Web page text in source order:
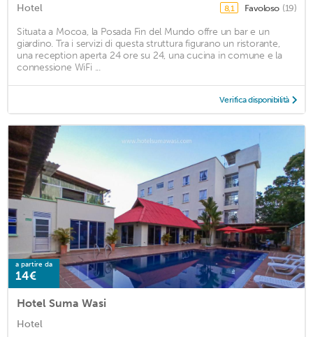
Hotel 8,1 Favoloso (19)
Situata a Mocoa, la Posada Fin del Mundo offre un bar e un
giardino. Tra i servizi di questa struttura figurano un ristorante,
una reception aperta 24 ore su 24, una cucina in comune e la
connessione WiFi ...
Verifica disponibilità
a partire da
14€
Hotel Suma Wasi
Hotel